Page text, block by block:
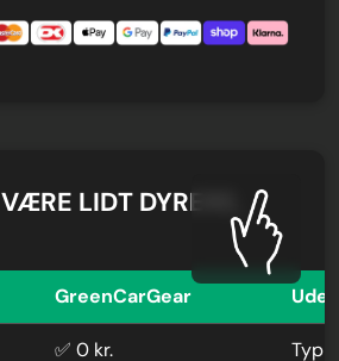
VÆRE LIDT DYRERE,
GreenCarGear
✅ 0 kr.